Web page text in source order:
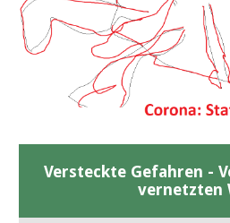
Versteckte Gefahren -
vernetzten